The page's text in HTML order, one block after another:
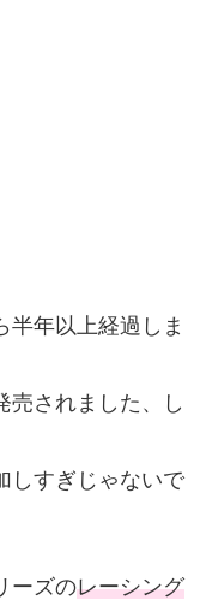
半年以上経過しま
売されました、し
しすぎじゃないで
ーズのレーシング